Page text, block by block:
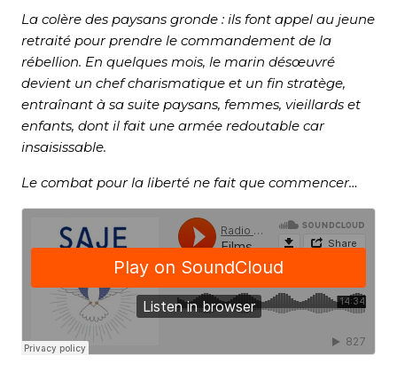
La colère des paysans gronde : ils font appel au jeune
retraité pour prendre le commandement de la
rébellion. En quelques mois, le marin désœuvré
devient un chef charismatique et un fin stratège,
entraînant à sa suite paysans, femmes, vieillards et
enfants, dont il fait une armée redoutable car
insaisissable.
Le combat pour la liberté ne fait que commencer…